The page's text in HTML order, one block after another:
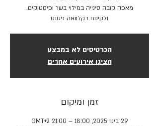
ולקינוח בקלוואה פטנט
הכרטיסים לא במבצע
הציגו אירועים אחרים
זמן ומיקום
29 בינו׳ 2025, 18:00 – 21:00 GMT‎+2‎